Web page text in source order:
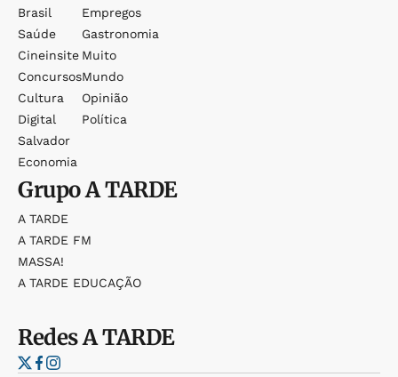
Brasil
Saúde
Cineinsite
Concursos
Cultura
Digital
Salvador
Economia
Empregos
Gastronomia
Muito
Mundo
Opinião
Política
GrupoA TARDE
A TARDE
A TARDE FM
MASSA!
A TARDE EDUCAÇÃO
RedesA TARDE